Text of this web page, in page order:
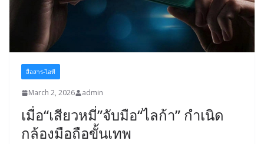
สื่อสาร-ไอที
March 2, 2026 admin
เมื่อ“เสียวหมี่”จับมือ“ไลก้า” กำเนิด
กล้องมือถือขั้นเทพ